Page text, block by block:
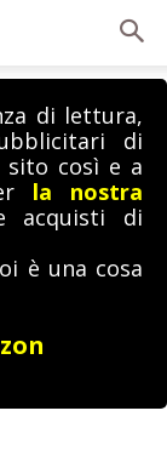
di lettura,
di
sito così e a
la nostra
acquisti di
è una cosa